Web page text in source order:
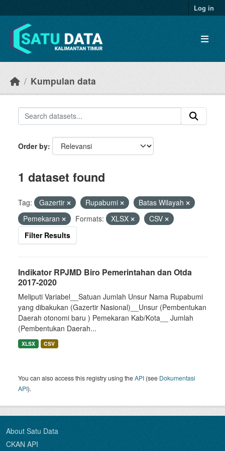
Log in
Kumpulan data
Order by
1 dataset found
Tag: Gazertir Rupabumi
Batas Wilayah
Pemekaran
Formats: XLSX
CSV
Filter Results
Indikator RPJMD Biro Pemerintahan dan Otda
2017-2020
Meliputi Variabel__Satuan Jumlah Unsur Nama Rupabumi
yang dibakukan (Gazertir Nasional)__Unsur (Pembentukan
Daerah otonomi baru ) Pemekaran Kab/Kota__ Jumlah
(Pembentukan Daerah...
XLSX CSV
You can also access this registry using theAPI (see Dokumentasi
API).
About Satu Data
CKAN API